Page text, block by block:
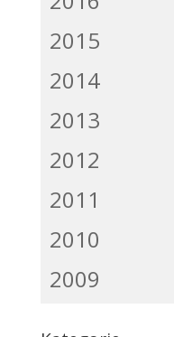
2015
2014
2013
2012
2011
2010
2009